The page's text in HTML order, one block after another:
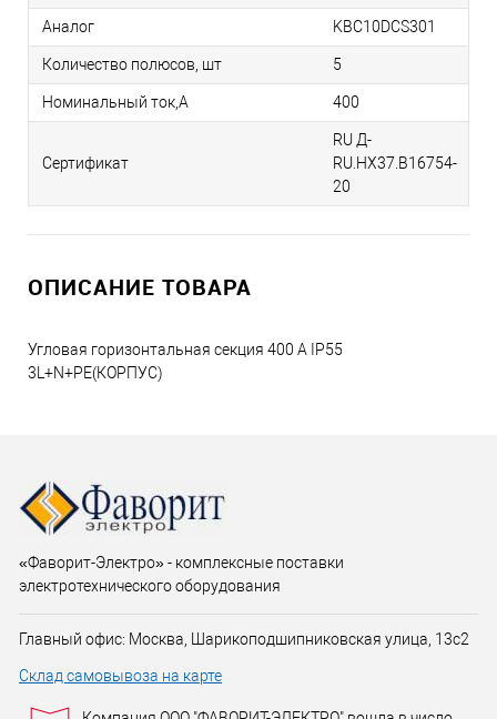
Аналог KBC10DCS301
Количество полюсов, шт 5
Номинальный ток,А 400
Сертификат
RU Д-
RU.НХ37.B16754-
20
ОПИСАНИЕ ТОВАРА
Угловая горизонтальная секция 400 А IP55
3L+N+PE(КОРПУС)
«Фаворит-Электро» - комплексные поставки
электротехнического оборудования
Главный офис: Москва, Шарикоподшипниковская улица, 13с2
Склад самовывоза на карте